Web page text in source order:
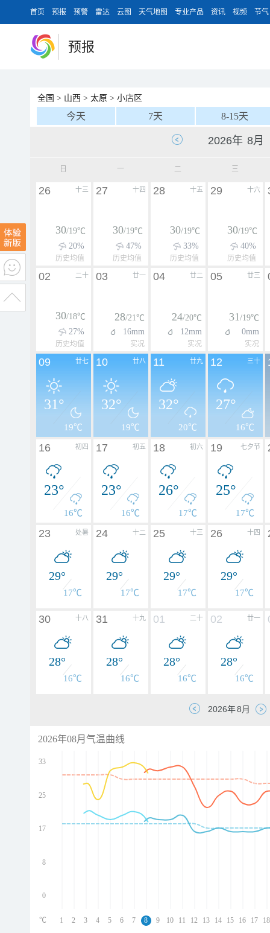
首页 预报 预警 雷达 云图 天气地图 专业产品 资讯 视频 节气
预报
全国 > 山西 > 太原 > 小店区
今天 7天 8-15天
日 一 二 三
十三
26
30/19℃
20%
历史均值
十四
27
30/19℃
47%
历史均值
十五
28
30/19℃
33%
历史均值
十六
29
30/19℃
40%
历史均值
二十
02
30/18℃
27%
历史均值
廿一
03
28/21℃
16mm
实况
廿二
04
24/20℃
12mm
实况
廿三
05
31/19℃
0mm
实况
廿七
09
31°
19℃
廿八
10
32°
19℃
廿九
11
32°
20℃
三十
12
27°
16℃
初四
16
23°
16℃
初五
17
23°
16℃
初六
18
26°
17℃
七夕节
19
25°
17℃
处暑
23
29°
17℃
十二
24
29°
17℃
十三
25
29°
17℃
十四
26
29°
17℃
十八
30
28°
16℃
十九
31
28°
16℃
二十
01
28°
16℃
廿一
02
28°
16℃
2026年08月气温曲线
33
25
17
8
0
1 2 3 4 5 6 7 8 9 10 11 12 13 14 15 16 17 18
℃